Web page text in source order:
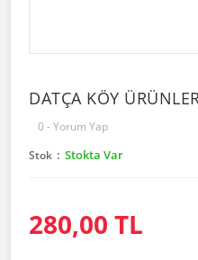
DATÇA KÖY
0 - Yorum Yap
Stok
Stokta Var
280,00 TL